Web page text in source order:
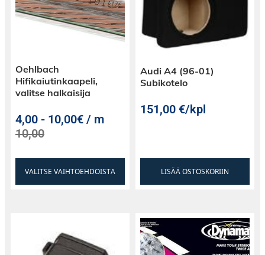
Oehlbach
Hifikaiutinkaapeli,
valitse halkaisija
4,00 - 10,00€ / m
10,00
VALITSE VAIHTOEHDOISTA
Audi A4 (96-01)
Subikotelo
151,00€/kpl
LISÄÄ OSTOSKORIIN